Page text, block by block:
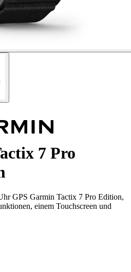
7 Pro
GPS Garmin Tactix 7 Pro Edition,
einem Touchscreen und